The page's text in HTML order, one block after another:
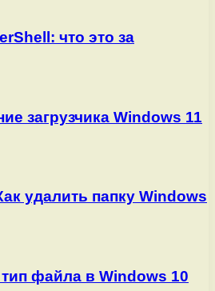
что это за
загрузчика Windows 11
удалить папку Windows
файла в Windows 10